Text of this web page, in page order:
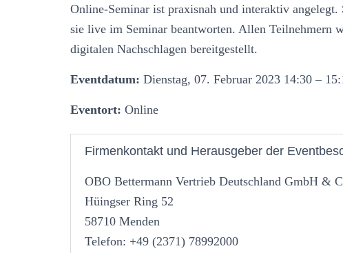
Online-Seminar ist praxisnah und interaktiv
sie live im Seminar beantworten. Allen Teilnehmern
digitalen Nachschlagen bereitgestellt.
Eventdatum: Dienstag, 07. Februar 2023 14:30 –
Eventort: Online
Firmenkontakt und Herausgeber der
OBO Bettermann Vertrieb Deutschland GmbH &
Hüingser Ring 52
58710 Menden
Telefon: +49 (2371) 78992000